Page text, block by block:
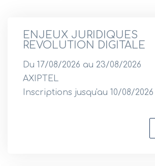
ENJEUX JURIDIQUES
REVOLUTION DIGITALE
Du 17/08/2026 au 23/08/2026
AXIPTEL
Inscriptions jusqu'au 10/08/2026